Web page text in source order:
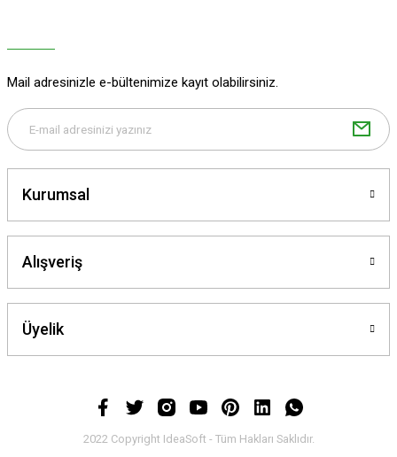
Mail adresinizle e-bültenimize kayıt olabilirsiniz.
Kurumsal
Alışveriş
Üyelik
2022 Copyright IdeaSoft - Tüm Hakları Saklıdır.